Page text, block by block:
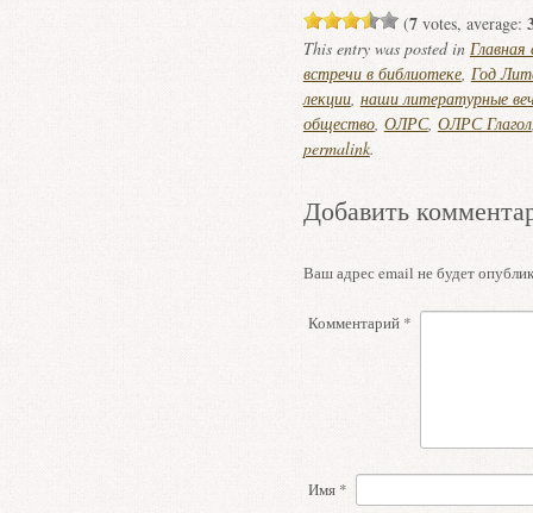
(7votes, average:
This entry was posted in
встречи в библиотеке, Год
лекции, наши литературные
общество, ОЛРС, ОЛРС Глагол
permalink.
Добавить
Ваш адрес email не будет
Комментарий *
Имя *